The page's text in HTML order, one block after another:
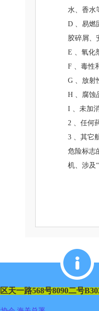
水、香水
D 、易燃
胶碎屑、
E 、氧化
F 、毒性
G 、放射
H 、腐蚀
I 、未加
2 、任何
3 、其它
危险标志
机、涉及
天一路568号8090二号